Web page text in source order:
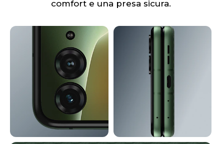
comfort e una presa sicura.